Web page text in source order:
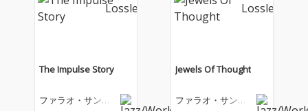
The Impulse Story
ファラオ・サンダ
Jewels Of Thought
ファラオ・サンダ